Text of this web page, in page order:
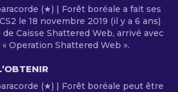
(★) | Forêt boréale a fait ses
le 18 novembre 2019 (il y a 6 ans)
Caisse Shattered Web, arrivé avec
Operation Shattered Web ».
(★) | Forêt boréale peut être